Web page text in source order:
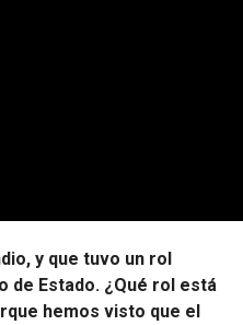
y que tuvo un rol
de Estado. ¿Qué rol está
hemos visto que el